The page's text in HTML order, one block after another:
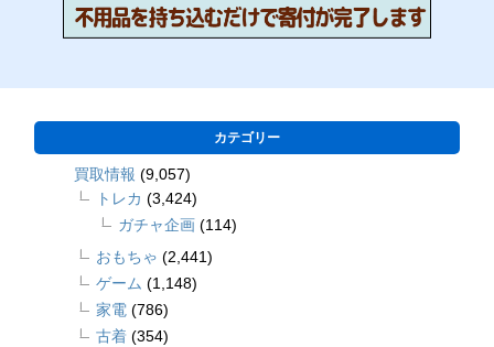
カテゴリー
買取情報 (9,057)
トレカ (3,424)
ガチャ企画 (114)
おもちゃ (2,441)
ゲーム (1,148)
家電 (786)
古着 (354)